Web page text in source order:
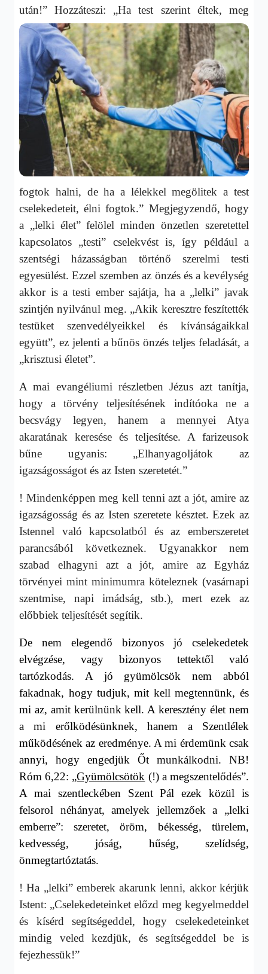
után!”Hozzáteszi: „Ha test szerint éltek, meg
fogtok halni, de ha a lélekkel megölitek a test
cselekedeteit, élni fogtok.” Megjegyzendő, hogy
a „lelki élet” felölel minden önzetlen szeretettel
kapcsolatos „testi” cselekvést is, így például a
szentségi házasságban történő szerelmi testi
egyesülést. Ezzel szemben az önzés és a kevélység
akkor is a testi ember sajátja, ha a „lelki” javak
szintjén nyilvánul meg. „Akik keresztre feszítették
testüket szenvedélyeikkel és kívánságaikkal
együtt”, ez jelenti a bűnös önzés teljes feladását, a
„krisztusi életet”.
A mai evangéliumi részletben Jézus azt tanítja,
hogy a törvény teljesítésének indítóoka ne a
becsvágy legyen, hanem a mennyei Atya
akaratának keresése és teljesítése. A farizeusok
bűne ugyanis: „Elhanyagoljátok az
igazságosságot és az Isten szeretetét.”
! Mindenképpen meg kell tenni azt a jót, amire az
igazságosság és az Isten szeretete késztet. Ezek az
Istennel való kapcsolatból és az emberszeretet
parancsából következnek. Ugyanakkor nem
szabad elhagyni azt a jót, amire az Egyház
törvényei mint minimumra köteleznek (vasárnapi
szentmise, napi imádság, stb.), mert ezek az
előbbiek teljesítését segítik.
De nem elegendő bizonyos jó cselekedetek
elvégzése, vagy bizonyos tettektől való
tartózkodás. A jó gyümölcsök nem abból
fakadnak, hogy tudjuk, mit kell megtennünk, és
mi az, amit kerülnünk kell. A keresztény élet nem
a mi erőlködésünknek, hanem a Szentlélek
működésének az eredménye. A mi érdemünk csak
annyi, hogy engedjük Őt munkálkodni. NB!
Róm 6,22: „Gyümölcsötök (!) a megszentelődés”.
A mai szentleckében Szent Pál ezek közül is
felsorol néhányat, amelyek jellemzőek a „lelki
emberre”: szeretet, öröm, békesség, türelem,
kedvesség, jóság, hűség, szelídség,
önmegtartóztatás.
! Ha „lelki” emberek akarunk lenni, akkor kérjük
Istent: „Cselekedeteinket előzd meg kegyelmeddel
és kísérd segítségeddel, hogy cselekedeteinket
mindig veled kezdjük, és segítségeddel be is
fejezhessük!”